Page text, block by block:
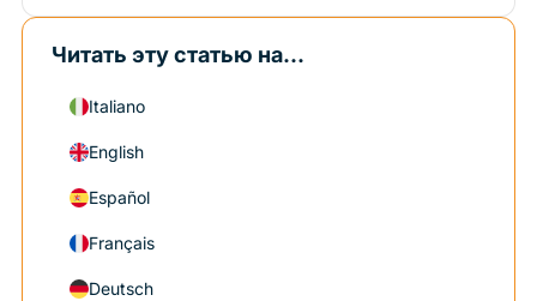
Читать эту статью на...
Italiano
English
Español
Français
Deutsch